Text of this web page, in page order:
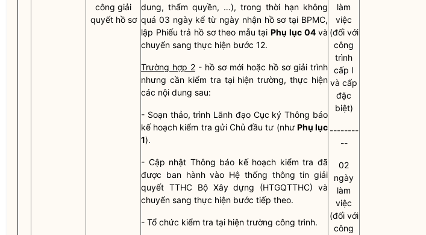
công giải
quyết hồ sơ
dung, thẩm quyền, …), trong thời hạn không
quá 03 ngày kể từ ngày nhận hồ sơ tại BPMC,
lập Phiếu trả hồ sơ theo mẫu tạiPhụ lục 04và
chuyển sang thực hiện bước 12.
Trường hợp 2 - hồ sơ mới hoặc hồ sơ giải trình
nhưng cần kiểm tra tại hiện trường, thực hiện
các nội dung sau:
- Soạn thảo, trình Lãnh đạo Cục ký Thông báo
kế hoạch kiểm tra gửi Chủ đầu tư (như Phụ lục
1).
- Cập nhật Thông báo kế hoạch kiểm tra đã
được ban hành vào Hệ thống thông tin giải
quyết TTHC Bộ Xây dựng (HTGQTTHC) và
chuyển sang thực hiện bước tiếp theo.
- Tổ chức kiểm tra tại hiện trường công trình.
làm
việc
(đối với
công
trình
cấp I
và cấp
đặc
biệt)
--------
--
02
ngày
làm
việc
(đối với
công